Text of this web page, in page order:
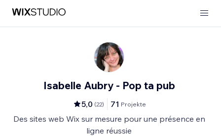
Isabelle Aubry - Pop ta pub
5,0 (22) 71 Projekte
Des sites web Wix sur mesure pour une présence en
ligne réussie